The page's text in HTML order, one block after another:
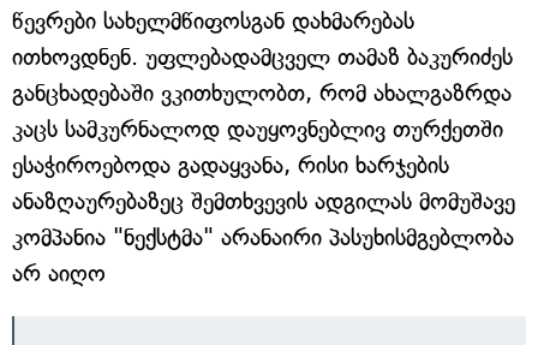
წევრები სახელმწიფოსგან დახმარებას
ითხოვდნენ. უფლებადამცველ თამაზ ბაკურიძეს
განცხადებაში ვკითხულობთ, რომ ახალგაზრდა
კაცს სამკურნალოდ დაუყოვნებლივ თურქეთში
ესაჭიროებოდა გადაყვანა, რისი ხარჯების
ანაზღაურებაზეც შემთხვევის ადგილას მომუშავე
კომპანია "ნექსტმა" არანაირი პასუხისმგებლობა
არ აიღო